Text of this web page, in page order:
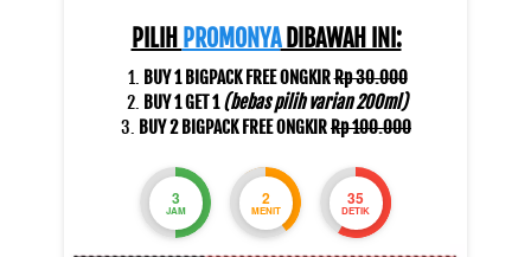
PILIH PROMONYA DIBAWAH INI:
BUY 1 BIGPACK FREE ONGKIR Rp 30.000
BUY 1 GET 1 (bebas pilih varian 200ml)
BUY 2 BIGPACK FREE ONGKIR Rp 100.000
3
JAM
2
MENIT
33
DETIK